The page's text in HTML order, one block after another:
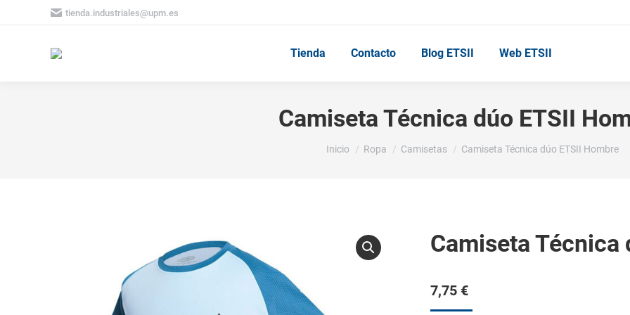
tienda.industriales@upm.es
Tienda Contacto Blog ETSII Web ETSII
Camiseta Técnica dúo ETSII
Estás aquí:
Inicio Ropa Camisetas Camiseta Técnica dúo ETSII Hombre
Camiseta Técnica
7,75 €